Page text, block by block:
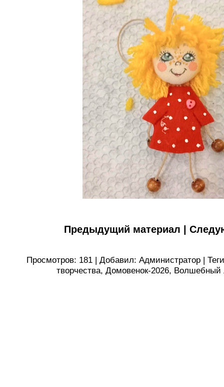
Предыдущий материал |
Просмотров: 181 | Добавил: Администратор | Теги
творчества, Домовенок-2026, Волшебный